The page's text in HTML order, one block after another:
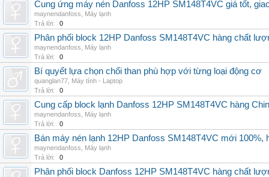
Cung ứng máy nén Danfoss 12HP SM148T4VC giá tốt,
maynendanfoss
Máy lạnh
Trả lời:
0
Phân phối block 12HP Danfoss SM148T4VC hàng chất
maynendanfoss
Máy lạnh
Trả lời:
0
Bí quyết lựa chọn chổi than phù hợp với từng loại động cơ
quanglan77 Máy tính - Laptop
Trả lời:
0
Cung cấp block lạnh Danfoss 12HP SM148T4VC hàng
maynendanfoss
Máy lạnh
Trả lời:
0
Bán máy nén lạnh 12HP Danfoss SM148T4VC mới
maynendanfoss
Máy lạnh
Trả lời:
0
Phân phối block Danfoss 12HP SM148T4VC hàng chất